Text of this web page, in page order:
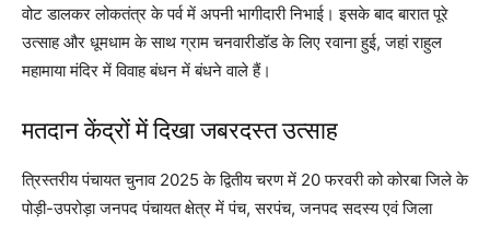
वोट डालकर लोकतंत्र के पर्व में अपनी भागीदारी निभाई। इसके बाद बारात पूरे
उत्साह और धूमधाम के साथ ग्राम चनवारीडॉड के लिए रवाना हुई, जहां राहुल
महामाया मंदिर में विवाह बंधन में बंधने वाले हैं।
मतदान केंद्रों में दिखा जबरदस्त उत्साह
त्रिस्तरीय पंचायत चुनाव 2025 के द्वितीय चरण में 20 फरवरी को कोरबा जिले के
पोड़ी-उपरोड़ा जनपद पंचायत क्षेत्र में पंच, सरपंच, जनपद सदस्य एवं जिला